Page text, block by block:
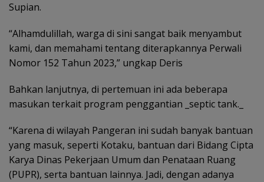
Supian.
“Alhamdulillah, warga di sini sangat baik menyambut
kami, dan memahami tentang diterapkannya Perwali
Nomor 152 Tahun 2023,” ungkap Deris
Bahkan lanjutnya, di pertemuan ini ada beberapa
masukan terkait program penggantian _septic tank._
“Karena di wilayah Pangeran ini sudah banyak bantuan
yang masuk, seperti Kotaku, bantuan dari Bidang Cipta
Karya Dinas Pekerjaan Umum dan Penataan Ruang
(PUPR), serta bantuan lainnya. Jadi, dengan adanya